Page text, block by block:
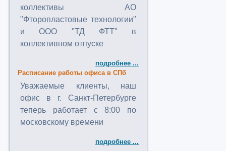
коллективы АО
"Фторопластовые технологии"
и ООО "ТД ФТТ" в
коллективном отпуске
подробнее ...
Расписание работы офиса в СПб
Уважаемые клиенты, наш
офис в г. Санкт-Петербурге
теперь работает с 8:00 по
московскому времени
подробнее ...